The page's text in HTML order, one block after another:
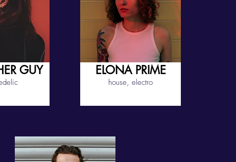
GUY ELONA PRIME
house, electro